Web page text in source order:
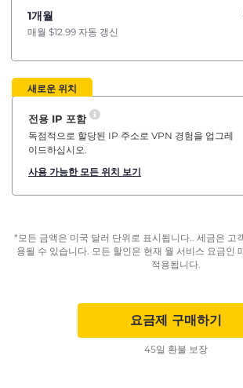
1개월
매월 $12.99 자동 갱신
새로운 위치
전용 IP 포함
독점적으로 할당된 IP 주소로 VPN 경험을 업그레
이드하십시오.
사용 가능한 모든 위치 보기
*모든 금액은 미국 달러 단위로 표시됩니다.. 세금은 고
용될 수 있습니다. 모든 할인은 현재 월 서비스 요금인
적용됩니다.
요금제 구매하기
45일 환불 보장